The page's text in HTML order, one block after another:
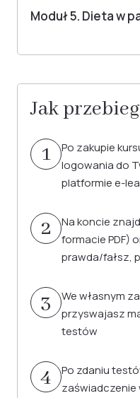
Moduł 5. Dieta w
Jak
1
Po zakupie
logowania do
platformie e-
2
Na koncie
formacie PDF)
prawda/fałsz,
3
We własnym
przyswajasz
testów
4
Po zdaniu
zaświadczenie